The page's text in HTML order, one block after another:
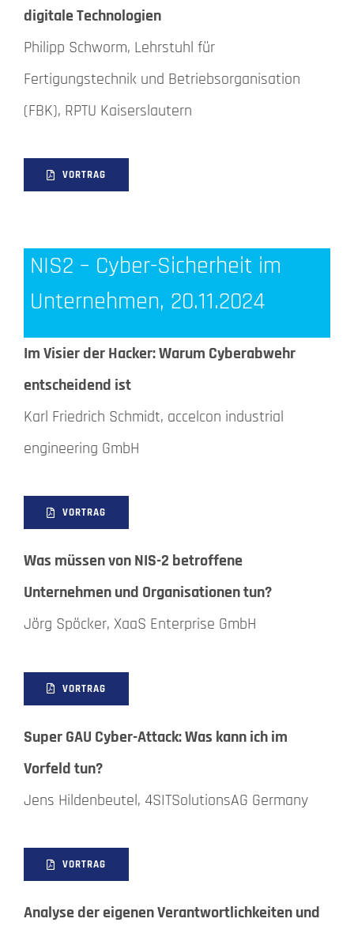
digitale Technologien
Philipp Schworm, Lehrstuhl für
Fertigungstechnik und Betriebsorganisation
(FBK), RPTU Kaiserslautern
VORTRAG
NIS2 – Cyber-Sicherheit im
Unternehmen, 20.11.2024
Im Visier der Hacker: Warum Cyberabwehr
entscheidend ist
Karl Friedrich Schmidt, accelcon industrial
engineering GmbH
VORTRAG
Was müssen von NIS-2 betroffene
Unternehmen und Organisationen tun?
Jörg Spöcker, XaaS Enterprise GmbH
VORTRAG
Super GAU Cyber-Attack: Was kann ich im
Vorfeld tun?
Jens Hildenbeutel, 4SITSolutionsAG Germany
VORTRAG
Analyse der eigenen Verantwortlichkeiten und